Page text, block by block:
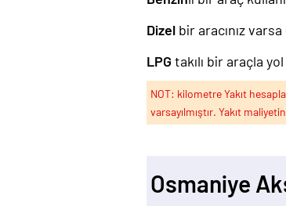
Dizel bir aracınız varsa
LPG takılı bir araçla yol
NOT: kilometre Yakıt
varsayılmıştır. Yakıt
Osmaniye